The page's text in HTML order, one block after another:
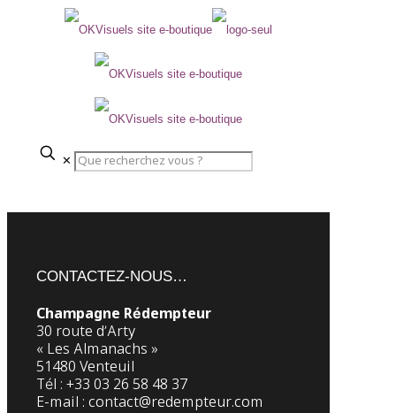
✕
CONTACTEZ-NOUS…
Champagne Rédempteur
30 route d’Arty
« Les Almanachs »
51480 Venteuil
Tél : +33 03 26 58 48 37
E-mail : contact@redempteur.com